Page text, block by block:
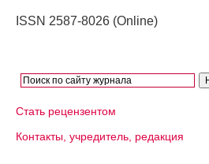
ISSN 2587-8026 (Online)
Стать рецензентом
Контакты, учредитель, редакция